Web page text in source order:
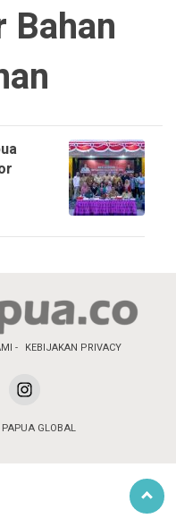
KEBIJAKAN PRIVACY
GLOBAL